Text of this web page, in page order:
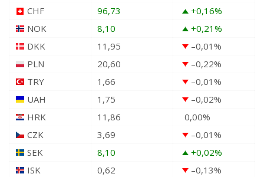
CHF
96,73 +0,16%
NOK
8,10 +0,21%
DKK
11,95 –0,01%
PLN
20,60 –0,22%
TRY
1,66 –0,01%
UAH
1,75 –0,02%
HRK
11,86 0,00%
CZK
3,69 –0,01%
SEK
8,10 +0,02%
ISK
0,62 –0,13%